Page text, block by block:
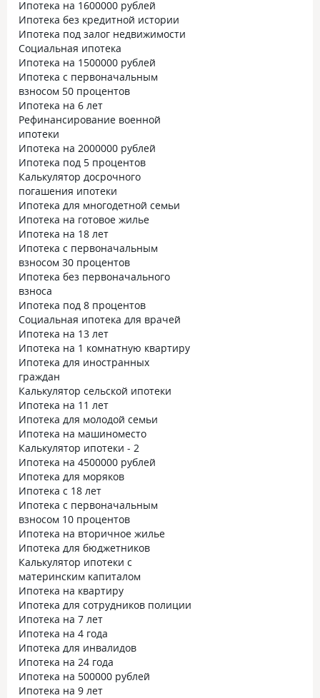
Ипотека на 1600000 рублей
Ипотека без кредитной истории
Ипотека под залог недвижимости
Социальная ипотека
Ипотека на 1500000 рублей
Ипотека с первоначальным
взносом 50 процентов
Ипотека на 6 лет
Рефинансирование военной
ипотеки
Ипотека на 2000000 рублей
Ипотека под 5 процентов
Калькулятор досрочного
погашения ипотеки
Ипотека для многодетной семьи
Ипотека на готовое жилье
Ипотека на 18 лет
Ипотека с первоначальным
взносом 30 процентов
Ипотека без первоначального
взноса
Ипотека под 8 процентов
Социальная ипотека для врачей
Ипотека на 13 лет
Ипотека на 1 комнатную квартиру
Ипотека для иностранных
граждан
Калькулятор сельской ипотеки
Ипотека на 11 лет
Ипотека для молодой семьи
Ипотека на машиноместо
Калькулятор ипотеки - 2
Ипотека на 4500000 рублей
Ипотека для моряков
Ипотека с 18 лет
Ипотека с первоначальным
взносом 10 процентов
Ипотека на вторичное жилье
Ипотека для бюджетников
Калькулятор ипотеки с
материнским капиталом
Ипотека на квартиру
Ипотека для сотрудников полиции
Ипотека на 7 лет
Ипотека на 4 года
Ипотека для инвалидов
Ипотека на 24 года
Ипотека на 500000 рублей
Ипотека на 9 лет